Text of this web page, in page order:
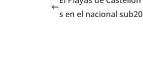
s en el nacional sub20